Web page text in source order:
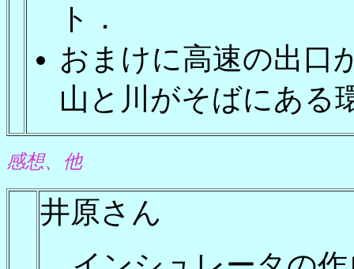
ト．
おまけに高速の出口
山と川がそばに
感想、他
井原さん